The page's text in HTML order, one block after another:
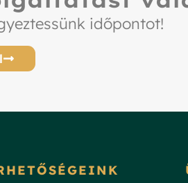
időpontot!